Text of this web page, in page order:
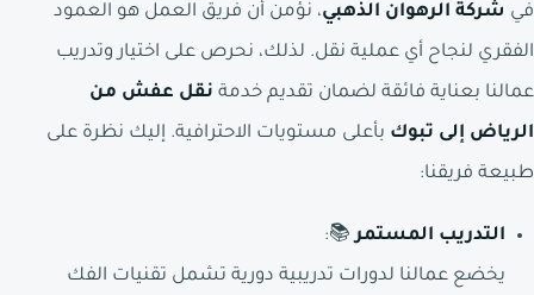
في شركة الرهوان الذهبي، نؤمن أن فريق العمل هو العمود
الفقري لنجاح أي عملية نقل. لذلك، نحرص على اختيار وتدريب
عمالنا بعناية فائقة لضمان تقديم خدمة نقل عفش من
الرياض إلى تبوك بأعلى مستويات الاحترافية. إليك نظرة على
طبيعة فريقنا:
التدريب المستمر📚:
يخضع عمالنا لدورات تدريبية دورية تشمل تقنيات الفك